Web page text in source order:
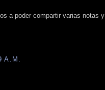
a poder compartir varias notas y